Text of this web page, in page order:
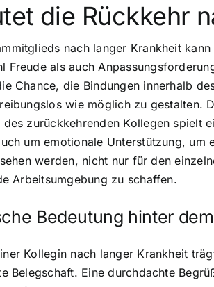
die Rückkehr
nach langer Krankheit
Freude als auch
Chance, die Bindungen innerhalb
wie möglich zu gestalten.
zurückkehrenden Kollegen spielt
um emotionale Unterstützung,
werden, nicht nur für den
Arbeitsumgebung zu schaffen.
Bedeutung hinter
Kollegin nach langer Krankheit
Belegschaft. Eine durchdachte